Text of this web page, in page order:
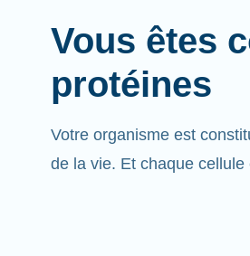
Vous êtes
protéines
Votre organisme est
de la vie. Et chaque